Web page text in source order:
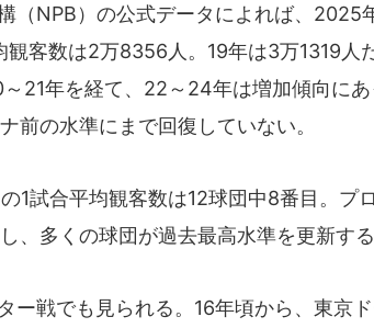
（NPB）の公式データによれば、2025
観客数は2万8356人。19年は3万1319人
21年を経て、22～24年は増加傾向に
前の水準にまで回復していない。
1試合平均観客数は12球団中8番目。プ
、多くの球団が過去最高水準を更新す
ー戦でも見られる。16年頃から、東京